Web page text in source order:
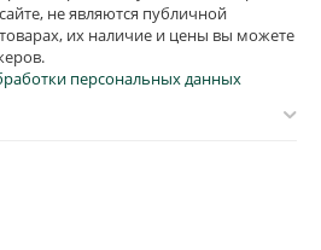
не являются публичной
их наличие и цены вы можете
персональных данных